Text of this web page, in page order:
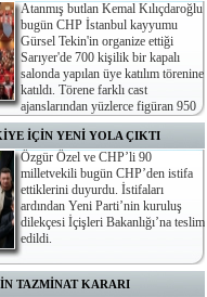
Atanmış butlan Kemal Kılıçdaroğlu
bugün CHP İstanbul kayyumu
Gürsel Tekin'in organize ettiği
Sarıyer'de 700 kişilik bir kapalı
salonda yapılan üye katılım törenine
katıldı. Törene farklı cast
ajanslarından yüzlerce figüran 950
ortaya çıktı.
İÇİN YENİ YOLA ÇIKTI
Özgür Özel ve CHP’li 90
milletvekili bugün CHP’den istifa
ettiklerini duyurdu. İstifaları
ardından Yeni Parti’nin kuruluş
dilekçesi İçişleri Bakanlığı’na teslim
edildi.
TAZMİNAT KARARI